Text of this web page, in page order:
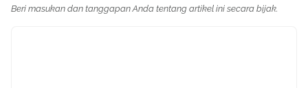
Beri masukan dan tanggapan Anda tentang artikel ini secara bijak.